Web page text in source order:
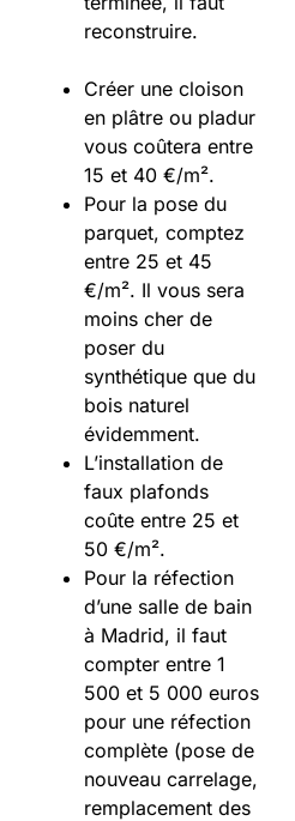
reconstruire.
Créer une cloison
en plâtre ou pladur
vous coûtera entre
15 et 40 €/m².
Pour la pose du
parquet, comptez
entre 25 et 45
€/m². Il vous sera
moins cher de
poser du
synthétique que du
bois naturel
évidemment.
L’installation de
faux plafonds
coûte entre 25 et
50 €/m².
Pour la réfection
d’une salle de bain
à Madrid, il faut
compter entre 1
500 et 5 000 euros
pour une réfection
complète (pose de
nouveau carrelage,
remplacement des